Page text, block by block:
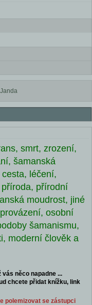
smrt, zrození,
šamanská
léčení,
přírodní
moudrost, jiné
osobní
šamanismu,
moderní člověk a
něco napadne ...
chcete přidat knížku, link
polemizovat se zástupci